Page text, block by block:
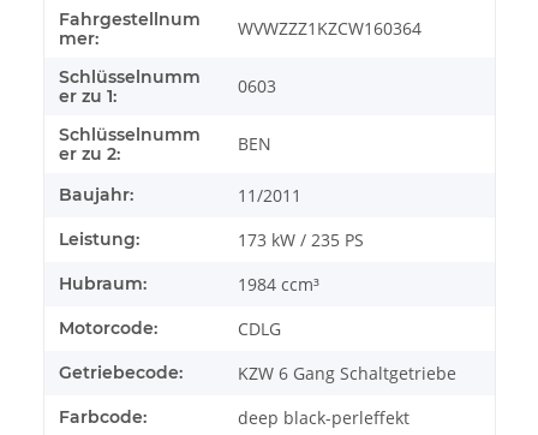
Fahrgestellnum
mer:
WVWZZZ1KZCW160364
Schlüsselnumm
er zu 1:
0603
Schlüsselnumm
er zu 2:
BEN
Baujahr: 11/2011
Leistung: 173 kW / 235 PS
Hubraum: 1984 ccm³
Motorcode: CDLG
Getriebecode: KZW 6 Gang Schaltgetriebe
Farbcode: deep black-perleffekt